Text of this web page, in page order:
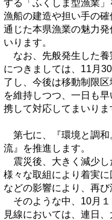
する「ふくしま型漁業
漁船の建造や担い手の
通じた本県漁業の魅力
いります。
なお、先般発生した養
につきましては、11月
了し、今後は移動制限
を維持しつつ、一日も
携して対応してまいりま
第七に、『環境と調和
流』を推進します。
震災後、大きく減少し
様々な取組により着実
などの影響により、再び
そのような中、10月１
見線においては、連日